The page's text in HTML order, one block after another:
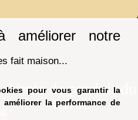
améliorer notre
fait maison...
pour vous garantir la
améliorer la performance de
Vente de produit du
terroir